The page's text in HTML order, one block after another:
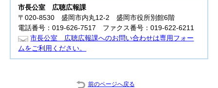
市長公室 広聴広報課
〒020-8530 盛岡市内丸12-2 盛岡市役所別館6階
電話番号：019-626-7517 ファクス番号：019-622-6211
市長公室 広聴広報課へのお問い合わせは専用フォー
ムをご利用ください。
前のページへ戻る